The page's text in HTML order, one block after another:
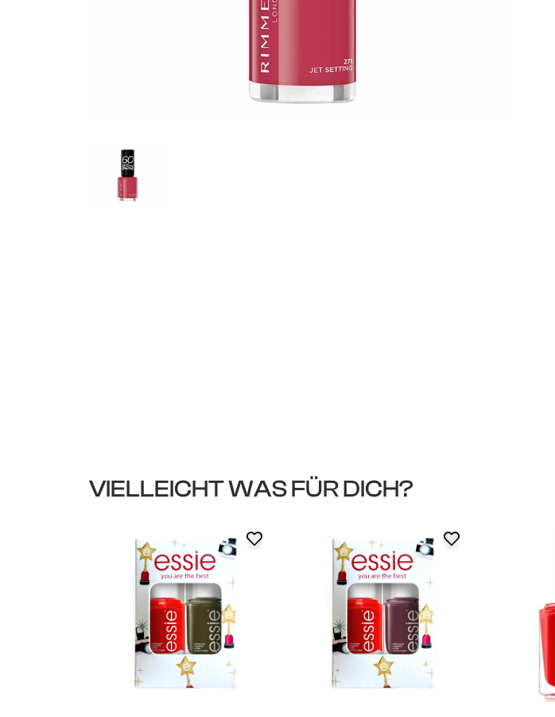
VIELLEICHT WAS FÜR DICH?